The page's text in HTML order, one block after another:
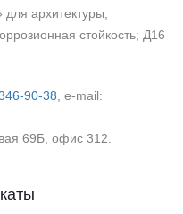
архитектуры;
стойкость; Д16
, e‑mail:
69Б, офис 312.